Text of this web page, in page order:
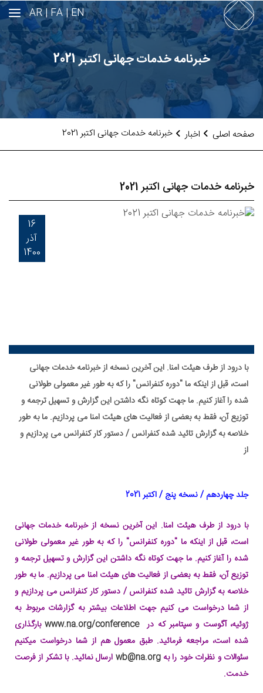
EN |
FA |
AR
خبرنامه خدمات جهانی اکتبر 2021
صفحه اصلی اخبار خبرنامه خدمات جهانی اکتبر 2021
خبرنامه خدمات جهانی اکتبر 2021
16
آذر
1400
با درود از طرف هیئت امنا. این آخرین نسخه از خبرنامه خدمات جهانی
است، قبل از اینکه ما "دوره کنفرانس" را که به طور غیر معمولی طولانی
شده را آغاز کنیم. ما جهت کوتاه نگه داشتن این گزارش و تسهیل ترجمه و
توزیع آن، فقط به بعضی از فعالیت های هیئت امنا می پردازیم. ما به طور
خلاصه به گزارش تائید شده کنفرانس / دستور کار کنفرانس می پردازیم و
از
جلد چهاردهم / نسخه پنج / اکتبر 2021
با درود از طرف هیئت امنا. این آخرین نسخه از خبرنامه خدمات جهانی
است، قبل از اینکه ما "دوره کنفرانس" را که به طور غیر معمولی طولانی
شده را آغاز کنیم. ما جهت کوتاه نگه داشتن این گزارش و تسهیل ترجمه و
توزیع آن، فقط به بعضی از فعالیت های هیئت امنا می پردازیم. ما به طور
خلاصه به گزارش تائید شده کنفرانس / دستور کار کنفرانس می پردازیم و
از شما درخواست می کنیم جهت اطلاعات بیشتر به گزارشات مربوط به
ژوئیه، آگوست و سپتامبر که در www.na.org/conference بارگذاری
شده است، مراجعه فرمائید. طبق معمول هم از شما درخواست میکنیم
سئوالات و نظرات خود را به wb@na.org ارسال نمائید. با تشکر از فرصت
خدمت.